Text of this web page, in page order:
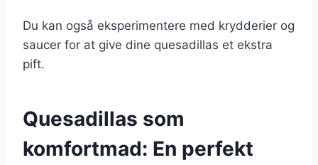
Du kan også eksperimentere med krydderier og
saucer for at give dine quesadillas et ekstra
pift.
Quesadillas som
komfortmad: En perfekt